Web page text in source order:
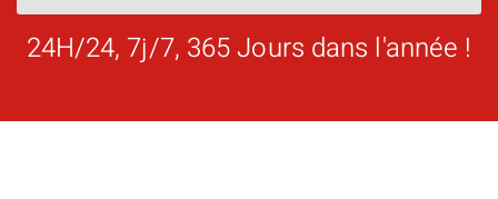
24H/24, 7j/7, 365 Jours dans l'année !